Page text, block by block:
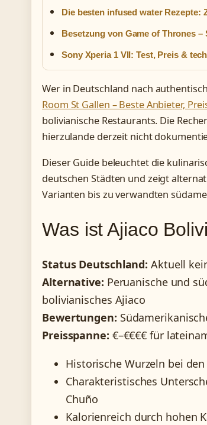
Die besten infused water Rezepte:
Besetzung von Game of Thrones –
Sony Xperia 1 VII: Test, Preis &
Wer in Deutschland nach
Room St Gallen – Beste Anbieter,
bolivianische Restaurants. Die
hierzulande derzeit nicht
Dieser Guide beleuchtet die
deutschen Städten und zeigt
Varianten bis zu verwandten
Was ist Ajiaco
Status Deutschland: Aktuell
Alternative: Peruanische und
bolivianisches Ajiaco
Bewertungen:
Preisspanne: €–€€€€ für
Historische Wurzeln bei
Charakteristisches
Chuño
Kalorienreich durch hohen